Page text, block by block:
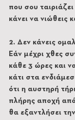
που σου
κάνει να νιώθεις
2. Δεν κάνεις
Εάν μέχρι χθες
κάθε 3 ώρες και
κάτι στα
ότι η αυστηρή
πλήρης αποχή
θα εξαντλήσει